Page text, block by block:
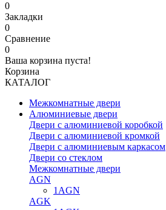
0
Закладки
0
Сравнение
0
Ваша корзина пуста!
Корзина
КАТАЛОГ
Межкомнатные двери
Алюминиевые двери
Двери с алюминиевой коробкой
Двери с алюминиевой кромкой
Двери с алюминиевым каркасом
Двери со стеклом
Межкомнатные двери
AGN
1AGN
AGK